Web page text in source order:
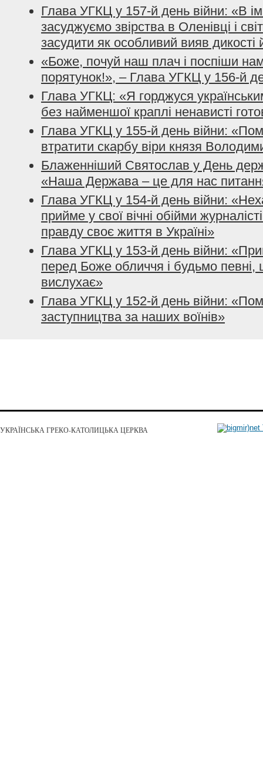
Глава УГКЦ у 157-й день війни: «В
засуджуємо звірства в Оленівці і
засудити як особливий вияв дикості
«Боже, почуй наш плач і поспіши
порятунок!», – Глава УГКЦ у 156-й
Глава УГКЦ: «Я горджуся
без найменшої краплі ненависті
Глава УГКЦ у 155-й день війни:
втратити скарбу віри князя
Блаженніший Святослав у День
«Наша Держава – це для нас
Глава УГКЦ у 154-й день війни:
прийме у свої вічні обійми
правду своє життя в Україні»
Глава УГКЦ у 153-й день війни:
перед Боже обличчя і будьмо певні,
вислухає»
Глава УГКЦ у 152-й день війни:
заступництва за наших воїнів»
УКРАЇНСЬКА ГРЕКО-КАТОЛИЦЬКА ЦЕРКВА